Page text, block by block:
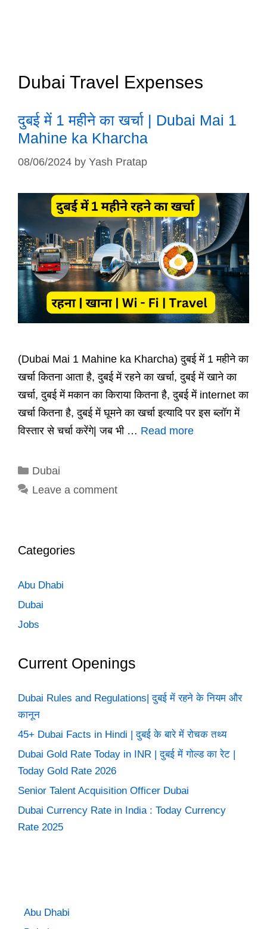
Dubai Travel Expenses
दुबई में 1 महीने का खर्चा | Dubai Mai 1
Mahine ka Kharcha
08/06/2024 by Yash Pratap
(Dubai Mai 1 Mahine ka Kharcha) दुबई में 1 महीने का
खर्चा कितना आता है, दुबई में रहने का खर्चा, दुबई में खाने का
खर्चा, दुबई में मकान का किराया कितना है, दुबई में internet का
खर्चा कितना है, दुबई में घूमने का खर्चा इत्यादि पर इस ब्लॉग में
विस्तार से चर्चा करेंगे| जब भी … Read more
Categories
Dubai
Leave a comment
Categories
Abu Dhabi
Dubai
Jobs
Current Openings
Dubai Rules and Regulations| दुबई में रहने के नियम और
कानून
45+ Dubai Facts in Hindi | दुबई के बारे में रोचक तथ्य
Dubai Gold Rate Today in INR | दुबई में गोल्ड का रेट |
Today Gold Rate 2026
Senior Talent Acquisition Officer Dubai
Dubai Currency Rate in India : Today Currency
Rate 2025
Abu Dhabi